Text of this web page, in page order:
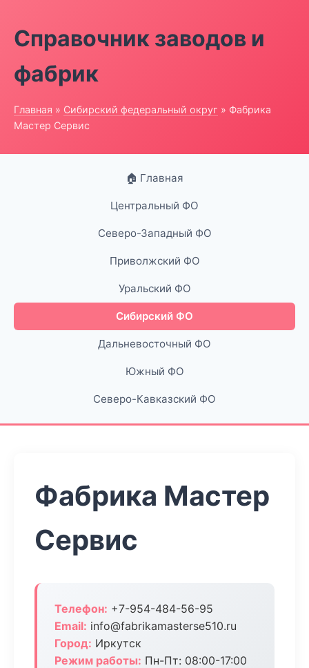
Справочник заводов и
фабрик
Главная » Сибирский федеральный округ » Фабрика
Мастер Сервис
🏠 Главная
Центральный ФО
Северо-Западный ФО
Приволжский ФО
Уральский ФО
Сибирский ФО
Дальневосточный ФО
Южный ФО
Северо-Кавказский ФО
Фабрика Мастер
Сервис
Телефон: +7-954-484-56-95
Email: info@fabrikamasterse510.ru
Город: Иркутск
Режим работы: Пн-Пт: 08:00-17:00